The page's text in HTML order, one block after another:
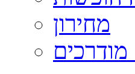
מחירון
מודרכים